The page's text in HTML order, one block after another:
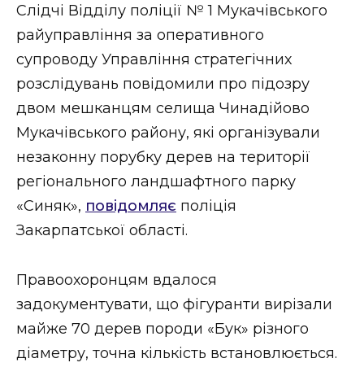
Втрачений Ужгород (відеоверсія)
ЗАКАРПАТСЬКІ НОВИНИ
НОВИНИ ЗАХІДНОЇ УКРАЇНИ
ВІДЕО
Слідчі Відділу поліції № 1 Мукачівського
райуправління за оперативного
супроводу Управління стратегічних
розслідувань повідомили про підозру
двом мешканцям селища Чинадійово
Мукачівського району, які організували
незаконну порубку дерев на території
регіонального ландшафтного парку
«Синяк», повідомляє поліція
Закарпатської області.
Правоохоронцям вдалося
задокументувати, що фігуранти вирізали
майже 70 дерев породи «Бук» різного
діаметру, точна кількість встановлюється.